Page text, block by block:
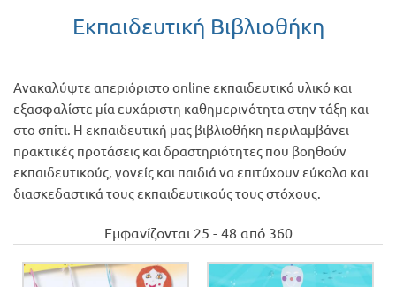
Σεμινάρια / Συνέδρια
Τεύχη Περιοδικών
Εκπαιδευτική Βιβλιοθήκη
Ανακαλύψτε απεριόριστο online εκπαιδευτικό υλικό και
εξασφαλίστε μία ευχάριστη καθημερινότητα στην τάξη και
στο σπίτι. Η εκπαιδευτική μας βιβλιοθήκη περιλαμβάνει
πρακτικές προτάσεις και δραστηριότητες που βοηθούν
εκπαιδευτικούς, γονείς και παιδιά να επιτύχουν εύκολα και
διασκεδαστικά τους εκπαιδευτικούς τους στόχους.
-
κ
filter
Εμφανίζονται 25 - 48 από 360